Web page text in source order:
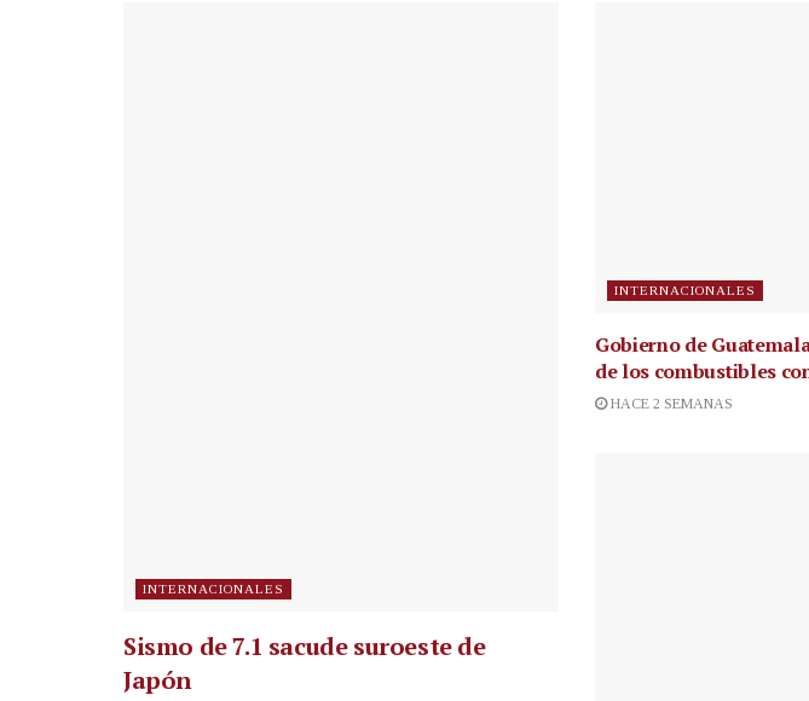
INTERNACIONALES
Sismo de 7.1 sacude suroeste de
Japón
INTERNACIONALES
Gobierno de
de los combustibles
HACE 2 SEMANAS